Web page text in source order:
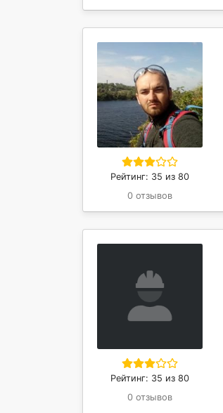
Рейтинг: 35 из 80
0 отзывов
Рейтинг: 35 из 80
0 отзывов